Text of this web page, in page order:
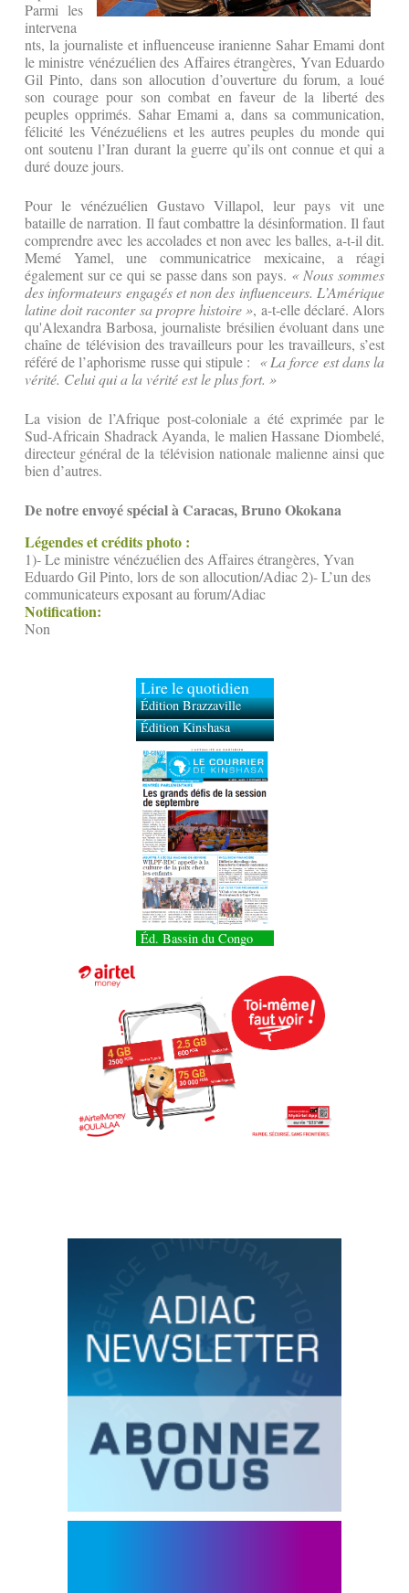
Parmi les
intervena
nts, la journaliste et influenceuse iranienne Sahar Emami dont
le ministre vénézuélien des Affaires étrangères, Yvan Eduardo
Gil Pinto, dans son allocution d’ouverture du forum, a loué
son courage pour son combat en faveur de la liberté des
peuples opprimés. Sahar Emami a, dans sa communication,
félicité les Vénézuéliens et les autres peuples du monde qui
ont soutenu l’Iran durant la guerre qu’ils ont connue et qui a
duré douze jours.
Pour le vénézuélien Gustavo Villapol, leur pays vit une
bataille de narration. Il faut combattre la désinformation. Il faut
comprendre avec les accolades et non avec les balles, a-t-il dit.
Memé Yamel, une communicatrice mexicaine, a réagi
également sur ce qui se passe dans son pays. « Nous sommes
des informateurs engagés et non des influenceurs. L’Amérique
latine doit raconter sa propre histoire », a-t-elle déclaré. Alors
qu'Alexandra Barbosa, journaliste brésilien évoluant dans une
chaîne de télévision des travailleurs pour les travailleurs, s’est
référé de l’aphorisme russe qui stipule : « La force est dans la
vérité. Celui qui a la vérité est le plus fort. »
La vision de l’Afrique post-coloniale a été exprimée par le
Sud-Africain Shadrack Ayanda, le malien Hassane Diombelé,
directeur général de la télévision nationale malienne ainsi que
bien d’autres.
De notre envoyé spécial à Caracas, Bruno Okokana
Légendes et crédits photo :
1)- Le ministre vénézuélien des Affaires étrangères, Yvan
Eduardo Gil Pinto, lors de son allocution/Adiac 2)- L’un des
communicateurs exposant au forum/Adiac
Notification:
Non
Lire le quotidien
Édition Brazzaville
Édition Kinshasa
Éd. Bassin du Congo